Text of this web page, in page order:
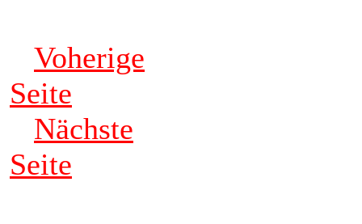
Voherige
Seite
Nächste
Seite